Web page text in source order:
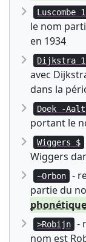
Luscombe
le nom
en 1934
Dijkstra
avec
dans la
Doek -
portant le
Wiggers $
Wiggers
~Orbon
-
partie du
phonétique
>Robijn
-
nom est